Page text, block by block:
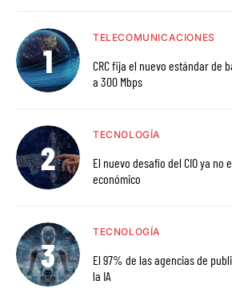
TELECOMUNICACIONES
CRC fija el nuevo estándar de
a 300 Mbps
TECNOLOGÍA
El nuevo desafío del CIO ya no
económico
TECNOLOGÍA
El 97% de las agencias de
la IA